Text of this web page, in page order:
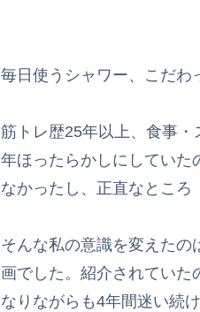
毎日使うシャワー、こだわ
筋トレ歴25年以上、食事
年ほったらかしにしていた
なかったし、正直なところ
そんな私の意識を変えたの
画でした。紹介されていた
なりながらも4年間迷い続